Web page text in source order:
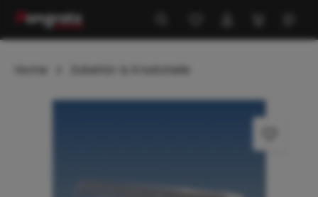
springen
Home Zubehör & Ersatzteile
Bildergalerie überspringen